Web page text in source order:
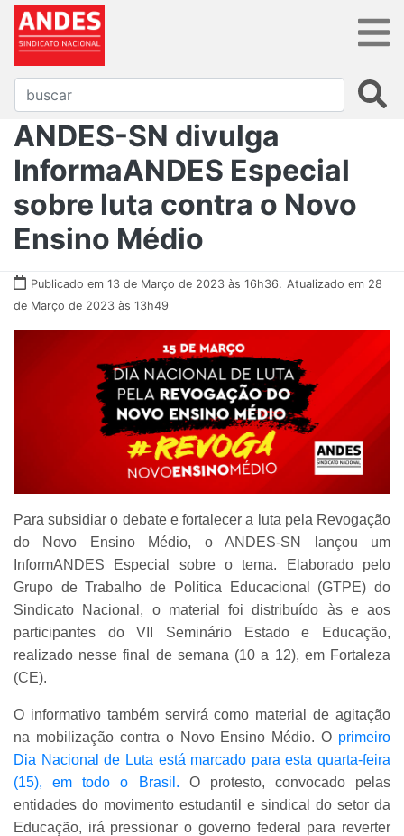
ANDES-SN divulga
InformaANDES Especial
sobre luta contra o Novo
Ensino Médio
Publicado em 13 de Março de 2023 às 16h36. Atualizado em 28
de Março de 2023 às 13h49
Para subsidiar o debate e fortalecer a luta pela Revogação
do Novo Ensino Médio, o ANDES-SN lançou um
InformANDES Especial sobre o tema. Elaborado pelo
Grupo de Trabalho de Política Educacional (GTPE) do
Sindicato Nacional, o material foi distribuído às e aos
participantes do VII Seminário Estado e Educação,
realizado nesse final de semana (10 a 12), em Fortaleza
(CE).
O informativo também servirá como material de agitação
na mobilização contra o Novo Ensino Médio. O primeiro
Dia Nacional de Luta está marcado para esta quarta-feira
(15), em todo o Brasil. O protesto, convocado pelas
entidades do movimento estudantil e sindical do setor da
Educação, irá pressionar o governo federal para reverter